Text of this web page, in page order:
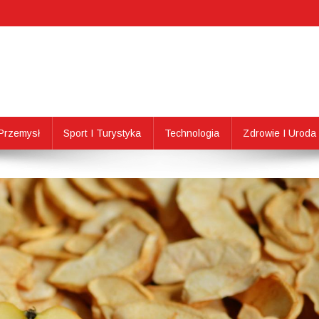
Sport I Turystyka Technologia Zdrowie I Uroda